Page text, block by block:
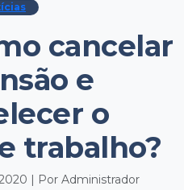
cancelar
e
o
trabalho?
| Por Administrador